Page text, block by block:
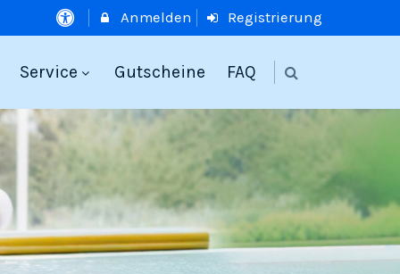
Anmelden Registrierung
Service Gutscheine FAQ